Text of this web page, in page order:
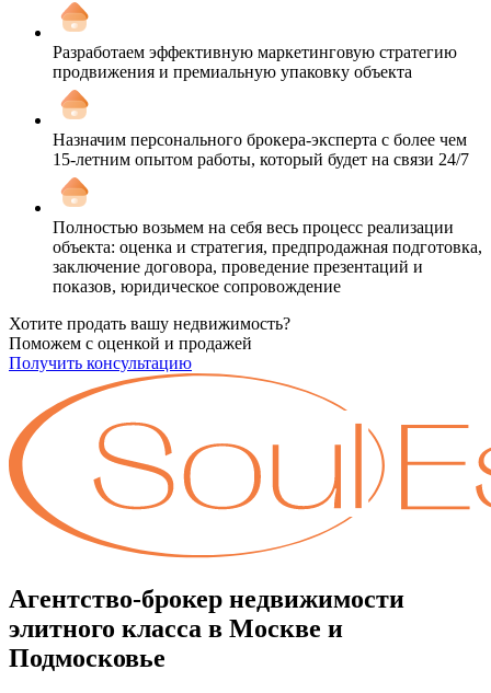
Разработаем эффективную маркетинговую стратегию
продвижения и премиальную упаковку объекта
Назначим персонального брокера-эксперта с более чем
15-летним опытом работы, который будет на связи 24/7
Полностью возьмем на себя весь процесс реализации
объекта: оценка и стратегия, предпродажная подготовка,
заключение договора, проведение презентаций и
показов, юридическое сопровождение
Хотите продать вашу недвижимость?
Поможем с оценкой и продажей
Получить консультацию
Агентство-брокер недвижимости
элитного класса в Москве и
Подмосковье